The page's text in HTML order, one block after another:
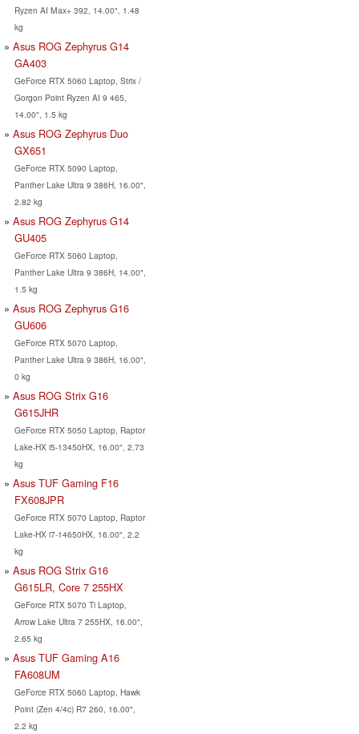
Ryzen AI Max+ 392, 14.00", 1.48
kg
Asus ROG Zephyrus G14
GA403
GeForce RTX 5060 Laptop, Strix /
Gorgon Point Ryzen AI 9 465,
14.00", 1.5 kg
Asus ROG Zephyrus Duo
GX651
GeForce RTX 5090 Laptop,
Panther Lake Ultra 9 386H, 16.00",
2.82 kg
Asus ROG Zephyrus G14
GU405
GeForce RTX 5060 Laptop,
Panther Lake Ultra 9 386H, 14.00",
1.5 kg
Asus ROG Zephyrus G16
GU606
GeForce RTX 5070 Laptop,
Panther Lake Ultra 9 386H, 16.00",
0 kg
Asus ROG Strix G16
G615JHR
GeForce RTX 5050 Laptop, Raptor
Lake-HX i5-13450HX, 16.00", 2.73
kg
Asus TUF Gaming F16
FX608JPR
GeForce RTX 5070 Laptop, Raptor
Lake-HX i7-14650HX, 16.00", 2.2
kg
Asus ROG Strix G16
G615LR, Core 7 255HX
GeForce RTX 5070 Ti Laptop,
Arrow Lake Ultra 7 255HX, 16.00",
2.65 kg
Asus TUF Gaming A16
FA608UM
GeForce RTX 5060 Laptop, Hawk
Point (Zen 4/4c) R7 260, 16.00",
2.2 kg